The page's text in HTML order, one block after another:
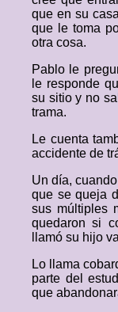
que en su
que le toma
otra cosa.
Pablo le
le responde
su sitio y no
trama.
Le cuenta
accidente de
Un día,
que se queja
sus múltiples
quedaron si
llamó su hijo
Lo llama
parte del
que